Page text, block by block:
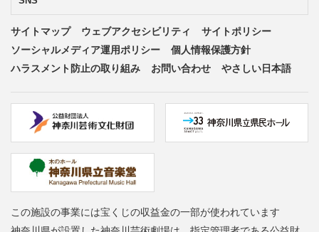
サイトマップ ウェブアクセシビリティ
サイトポリシー
ソーシャルメディア運用ポリシー
個人情報保護方針
ハラスメント防止の取り組み
お問い合わせ やさしい日本語
この施設の事業には宝くじの収益金の一部が使われています